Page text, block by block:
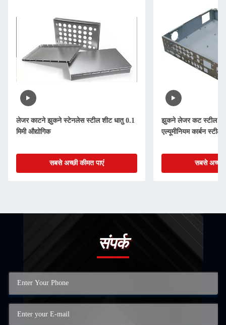
लेजर काटने झुकने स्टेनलेस स्टील शीट धातु 0.1
मिमी औद्योगिक
सबसे अच्छी कीमत पाएं
झुकने लेजर कट स्टील
एल्यूमीनियम कार्बन स्टील
सबसे अच्छी
संपर्क